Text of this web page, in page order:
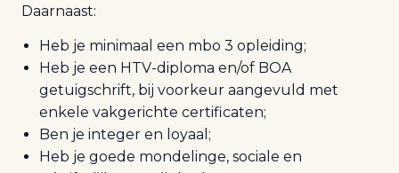
Daarnaast:
Heb je minimaal een mbo 3 opleiding;
Heb je een HTV-diploma en/of BOA
getuigschrift, bij voorkeur aangevuld met
enkele vakgerichte certificaten;
Ben je integer en loyaal;
Heb je goede mondelinge, sociale en